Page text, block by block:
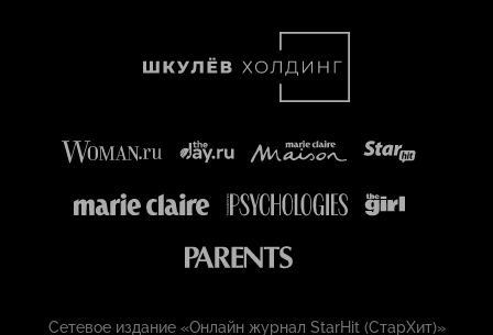
Сетевое издание «Онлайн журнал StarHit (СтарХит)»